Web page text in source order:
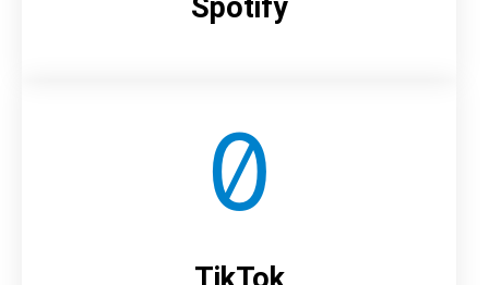
Spotify
TikTok